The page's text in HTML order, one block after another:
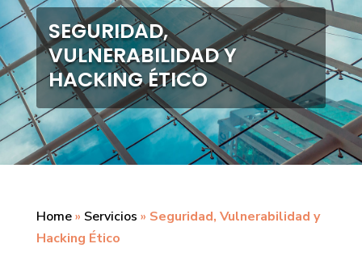
SEGURIDAD,
VULNERABILIDAD Y
HACKING ÉTICO
Home» Servicios » Seguridad, Vulnerabilidad y
Hacking Ético